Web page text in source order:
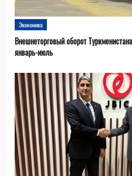
Экономика
Внешнеторговый оборот
январь-июль